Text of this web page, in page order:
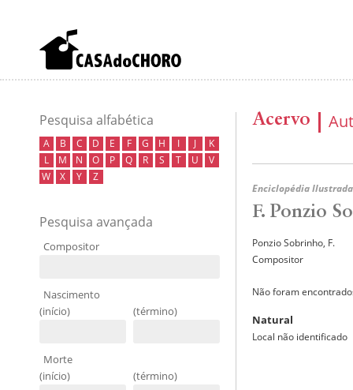
Pesquisa alfabética
A B C D E F G H I J
K
L
M N O P Q R S T U
V
W
X Y Z
Pesquisa avançada
Compositor
Nascimento
(início)
(término)
Morte
(início)
(término)
Acervo
Enciclopédia Ilustrada
F. Ponzio
Ponzio Sobrinho, F.
Compositor
Não foram
Natural
Local não identificado